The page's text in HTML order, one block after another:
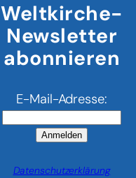
Todesfall
in
Uganda
Weltkirche-
Newsletter
abonnieren
E-Mail-Adresse:
Anmelden
Datenschutzerklärung